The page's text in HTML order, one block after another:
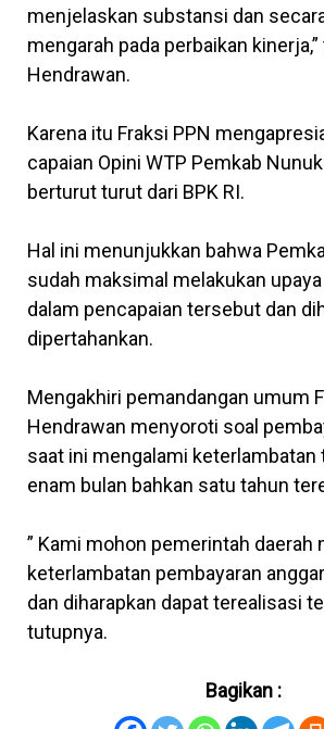
menjelaskan substansi dan
mengarah pada perbaikan
Hendrawan.
Karena itu Fraksi PPN
capaian Opini WTP Pemkab
berturut turut dari BPK RI.
Hal ini menunjukkan bahwa
sudah maksimal melakukan
dalam pencapaian tersebut dan
dipertahankan.
Mengakhiri pemandangan umum
Hendrawan menyoroti soal
saat ini mengalami keterlambatan
enam bulan bahkan satu tahun
” Kami mohon pemerintah daerah
keterlambatan pembayaran
dan diharapkan dapat terealisasi
tutupnya.
Bagikan :